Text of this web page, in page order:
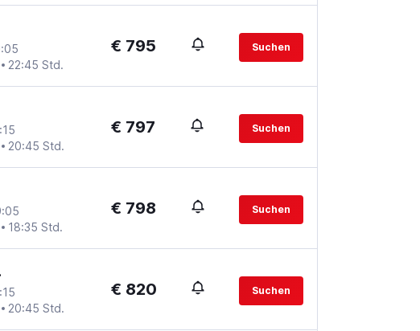
22:45 Std.
€ 795 Suchen
20:45 Std.
€ 797 Suchen
18:35 Std.
€ 798 Suchen
20:45 Std.
€ 820 Suchen